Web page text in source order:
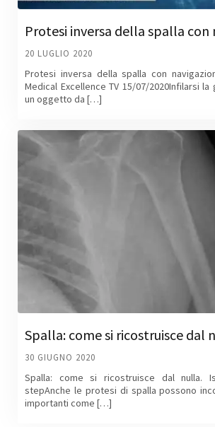
Protesi inversa della spalla con
20 LUGLIO 2020
Protesi inversa della spalla con
Medical Excellence TV 15/07/2020Infilarsi
un oggetto da […]
Spalla: come si ricostruisce dal
30 GIUGNO 2020
Spalla: come si ricostruisce dal nulla.
stepAnche le protesi di spalla possono
importanti come […]